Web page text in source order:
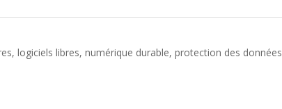
,logiciels libres,numérique durable,protection des données